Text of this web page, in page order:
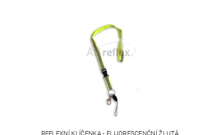
REFLEXNÍ KLÍČENKA - FLUORESCENČNÍ ŽLUTÁ